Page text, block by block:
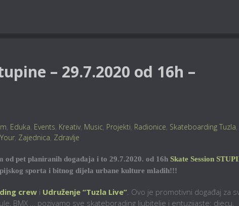
– 29.7.2020 od 16h –
, Eduka, Events, Kreativ, Music, Projekti, Radionice, Skateboarding Tuzla,
Your, Zajednica, Zdravlje
pet planiranih događaja i to 29.7.2020. od 16h Skate Session
sporta i bitnog dijela urbane kulture mladih!!!
crew i Udruženje “Tuzla Live”. Ovo je promotivni događaj za
BMX … pozivamo sve skateborading ljubitelje i entuzijaste: djecu,